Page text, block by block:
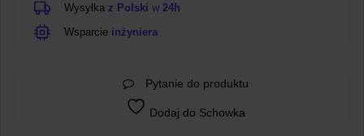
Wysyłka z Polski w 24h
Wsparcie inżyniera
Pytanie do produktu
Dodaj do Schowka